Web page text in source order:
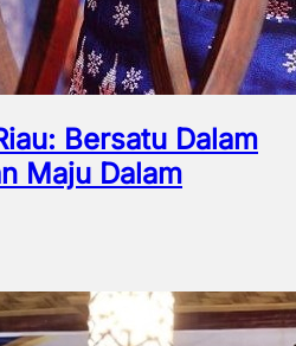
Bersatu Dalam
Maju Dalam